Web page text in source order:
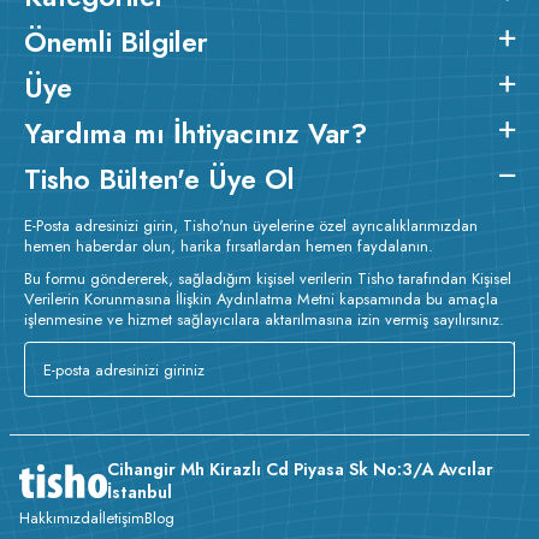
kullanılan boyalar sertifikalı ve güvenlidir; insan sağlığına zarar
Kumaş Kalınlığı :
Bakım :
C sıcaklıkta ve tersten
Kuru temizleme yapılmaz.
kurutulmaz.Orta ısıda ve tersten ütülenir.
Önemli Bilgiler
Üye
Yardıma mı İhtiyacınız Var?
Tisho Bülten'e Üye Ol
E-Posta adresinizi girin, Tisho'nun üyelerine özel ayrıcalıklarımızdan
hemen haberdar olun, harika fırsatlardan hemen faydalanın.
Bu formu göndererek, sağladığım kişisel verilerin Tisho tarafından Kişisel
Verilerin Korunmasına İlişkin Aydınlatma Metni kapsamında bu amaçla
işlenmesine ve hizmet sağlayıcılara aktarılmasına izin vermiş sayılırsınız.
Cihangir Mh Kirazlı Cd Piyasa Sk No:3/A Avcılar
İstanbul
HakkımızdaİletişimBlog